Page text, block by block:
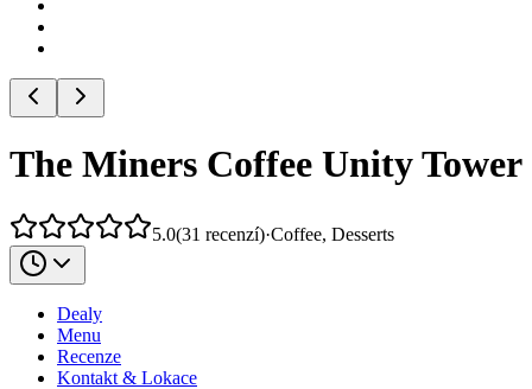
The Miners Coffee Unity Tower
5.0(31 recenzí)·Coffee, Desserts
Dealy
Menu
Recenze
Kontakt & Lokace